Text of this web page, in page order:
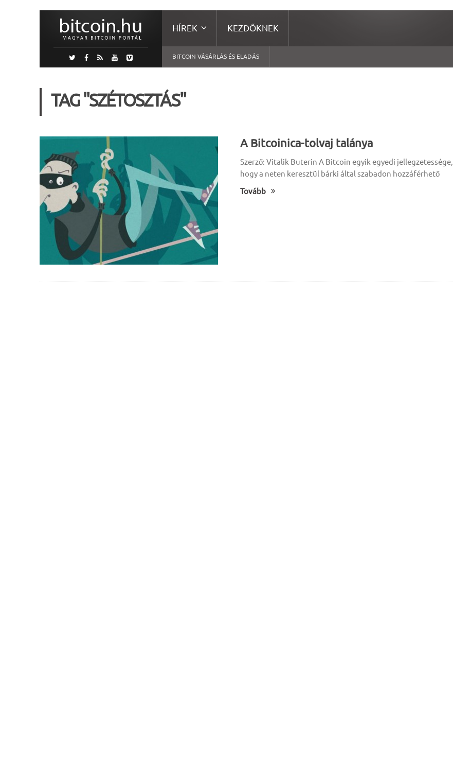
HÍREK KEZDŐKNEK
BITCOIN VÁSÁRLÁS ÉS ELADÁS
TAG "SZÉTOSZTÁS"
A Bitcoinica-tolvaj talánya
Szerző: Vitalik Buterin A Bitcoin egyik egyedi jellegzetessége,
hogy a neten keresztül bárki által szabadon hozzáférhető
Tovább